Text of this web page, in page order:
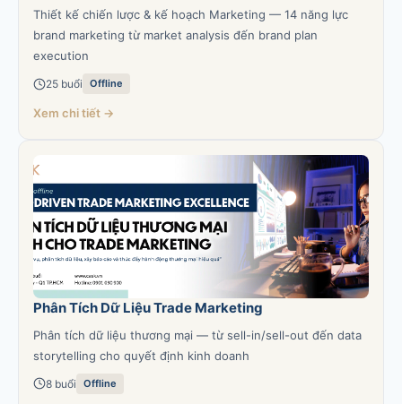
Thiết kế chiến lược & kế hoạch Marketing — 14 năng lực
brand marketing từ market analysis đến brand plan
execution
25 buổi Offline
Xem chi tiết →
Phân Tích Dữ Liệu Trade Marketing
Phân tích dữ liệu thương mại — từ sell-in/sell-out đến data
storytelling cho quyết định kinh doanh
8 buổi Offline